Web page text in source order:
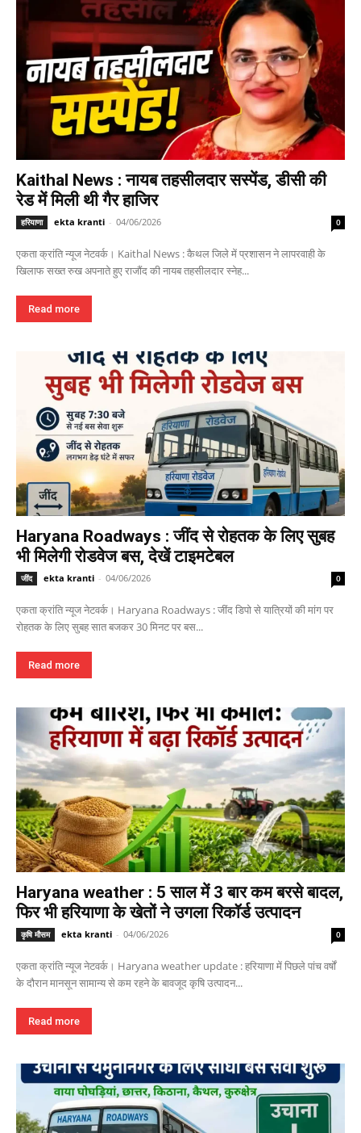
Kaithal News : नायब तहसीलदार सस्पेंड, डीसी की
रेड में मिली थी गैर हाजिर
हरियाणा ekta kranti - 04/06/2026 0
एकता क्रांति न्यूज नेटवर्क। Kaithal News : कैथल जिले में प्रशासन ने लापरवाही के
खिलाफ सख्त रुख अपनाते हुए राजौंद की नायब तहसीलदार स्नेह...
Read more
Haryana Roadways : जींद से रोहतक के लिए सुबह
भी मिलेगी रोडवेज बस, देखें टाइमटेबल
जींद ekta kranti - 04/06/2026 0
एकता क्रांति न्यूज नेटवर्क। Haryana Roadways : जींद डिपो से यात्रियों की मांग पर
रोहतक के लिए सुबह सात बजकर 30 मिनट पर बस...
Read more
Haryana weather : 5 साल में 3 बार कम बरसे बादल,
फिर भी हरियाणा के खेतों ने उगला रिकॉर्ड उत्पादन
कृषि मौसम ekta kranti - 04/06/2026 0
एकता क्रांति न्यूज नेटवर्क। Haryana weather update : हरियाणा में पिछले पांच वर्षों
के दौरान मानसून सामान्य से कम रहने के बावजूद कृषि उत्पादन...
Read more